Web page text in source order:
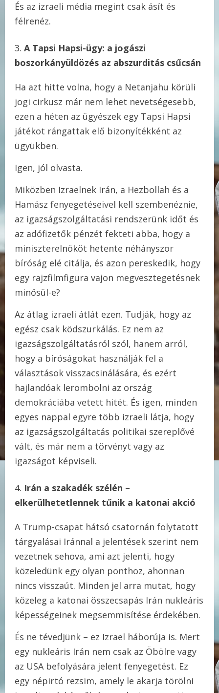
És az izraeli média megint csak ásít és
félrenéz.
A Tapsi Hapsi-ügy: a jogászi
boszorkányüldözés az abszurditás csűcsán
Ha azt hitte volna, hogy a Netanjahu körüli
jogi cirkusz már nem lehet nevetségesebb,
ezen a héten az ügyészek egy Tapsi Hapsi
játékot rángattak elő bizonyítékként az
ügyükben.
Igen, jól olvasta.
Miközben Izraelnek Irán, a Hezbollah és a
Hamász fenyegetéseivel kell szembenéznie,
az igazságszolgáltatási rendszerünk időt és
az adófizetők pénzét fekteti abba, hogy a
miniszterelnököt hetente néhányszor
bíróság elé citálja, és azon pereskedik, hogy
egy rajzfilmfigura vajon megvesztegetésnek
minősül-e?
Az átlag izraeli átlát ezen. Tudják, hogy az
egész csak ködszurkálás. Ez nem az
igazságszolgáltatásról szól, hanem arról,
hogy a bíróságokat használják fel a
választások visszacsinálására, és ezért
hajlandóak lerombolni az ország
demokráciába vetett hitét. És igen, minden
egyes nappal egyre több izraeli látja, hogy
az igazságszolgáltatás politikai szereplővé
vált, és már nem a törvényt vagy az
igazságot képviseli.
Irán a szakadék szélén –
elkerülhetetlennek tűnik a katonai akció
A Trump-csapat hátsó csatornán folytatott
tárgyalásai Iránnal a jelentések szerint nem
vezetnek sehova, ami azt jelenti, hogy
közeledünk egy olyan ponthoz, ahonnan
nincs visszaút. Minden jel arra mutat, hogy
közeleg a katonai összecsapás Irán nukleáris
képességeinek megsemmisítése érdekében.
És ne tévedjünk – ez Izrael háborúja is. Mert
egy nukleáris Irán nem csak az Öbölre vagy
az USA befolyására jelent fenyegetést. Ez
egy népirtó rezsim, amely le akarja törölni